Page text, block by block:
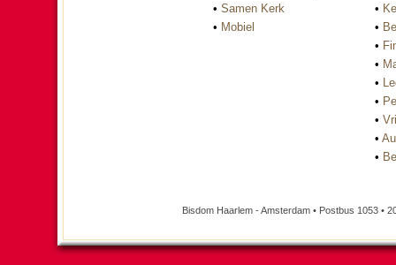
• Samen Kerk
• Mobiel
•
•
•
•
•
•
•
•
•
Bisdom Haarlem - Amsterdam • Postbus 1053 •